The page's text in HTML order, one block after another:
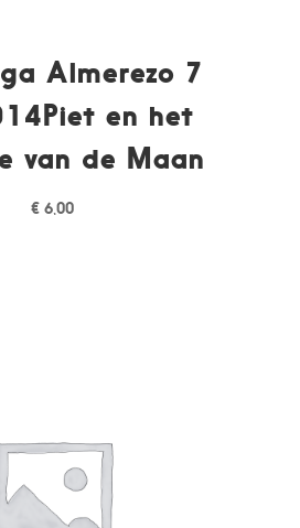
Almerezo 7
en het
van de Maan
€ 6,00